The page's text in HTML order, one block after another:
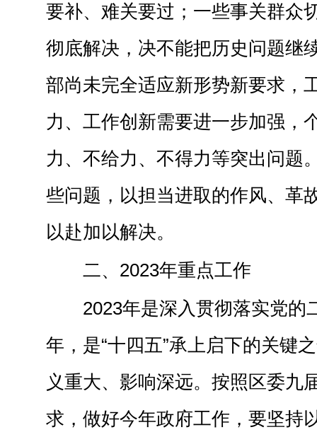
要补、难关要过；一些事关群众
彻底解决，决不能把历史问题继
部尚未完全适应新形势新要求，
力、工作创新需要进一步加强，
力、不给力、不得力等突出问题
些问题，以担当进取的作风、革
以赴加以解决。
二、2023年重点工作
2023年是深入贯彻落实党的
年，是“十四五”承上启下的关键
义重大、影响深远。按照区委九
求，做好今年政府工作，要坚持